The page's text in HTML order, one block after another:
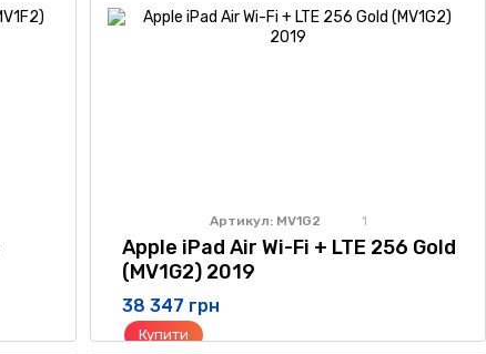
Артикул: MV1G2 1
Apple iPad Air Wi-Fi + LTE 256 Gold
(MV1G2) 2019
38 347 грн
Купити